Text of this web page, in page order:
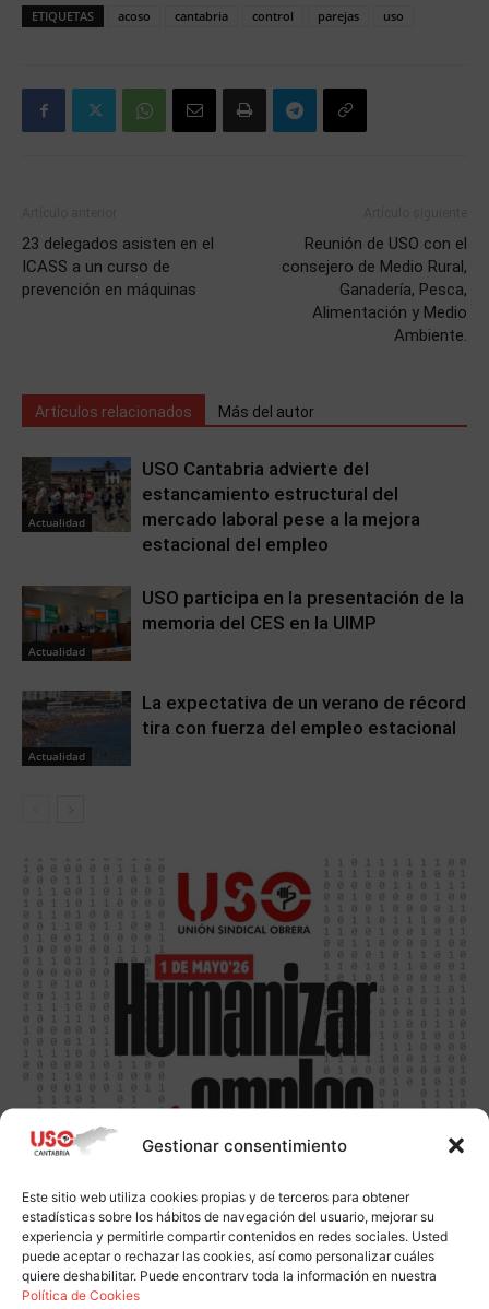
Gestionar consentimiento
Este sitio web utiliza cookies propias y de terceros para obtener
estadísticas sobre los hábitos de navegación del usuario, mejorar su
experiencia y permitirle compartir contenidos en redes sociales. Usted
puede aceptar o rechazar las cookies, así como personalizar cuáles
quiere deshabilitar. Puede encontrarv toda la información en nuestra
Política de Cookies
ETIQUETAS acoso cantabria control parejas uso
23 delegados asisten en el
ICASS a un curso de
prevención en máquinas
Reunión de USO con el
consejero de Medio Rural,
Ganadería, Pesca,
Alimentación y Medio
Ambiente.
Artículos relacionados Más del autor
Actualidad
USO Cantabria advierte del
estancamiento estructural del
mercado laboral pese a la mejora
estacional del empleo
Actualidad
USO participa en la presentación de la
memoria del CES en la UIMP
Actualidad
La expectativa de un verano de récord
tira con fuerza del empleo estacional